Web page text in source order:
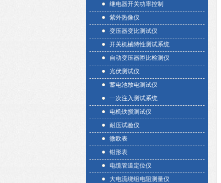
继电器开关功率控制
紫外热像仪
变压器变比测试仪
开关机械特性测试系统
自动变压器匝比检测仪
光伏测试仪
蓄电池放电测试仪
一次注入测试系统
电机铁损测试仪
耐压试验仪
微欧表
钳形表
电缆管道定位仪
大电流绕组电阻测量仪